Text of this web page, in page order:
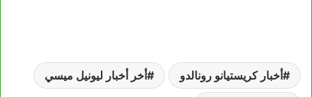
أخبار كريستيانو رونالدو أخر أخبار ليونيل ميسي